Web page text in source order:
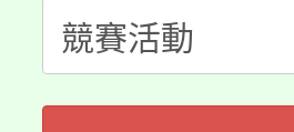
半價優惠，
者。
份教師增能
大溪自造教
份教師研習
淨零綠生活